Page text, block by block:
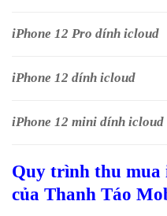
iPhone 12 Pro dính icloud
iPhone 12 dính icloud
iPhone 12 mini dính icloud
Quy trình thu mua
của Thanh Táo